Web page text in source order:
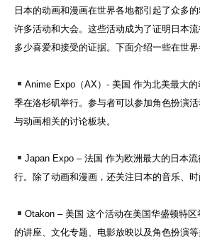
日本的动画和漫画在世界各地都引起了众多
许多活动和大会。这些活动成为了证明日本
多少喜爱和接受的证据。下面介绍一些在世界
Anime Expo（AX）- 美国 作为北美最大
季在洛杉矶举行。参与者可以参加角色扮演
与动画相关的讨论板块。
Japan Expo – 法国 作为欧洲最大的日本
行。除了动画和漫画，还关注日本的音乐、时
Otakon – 美国 这个活动在美国华盛顿特
的讲座、文化专题、电影放映以及角色扮演等